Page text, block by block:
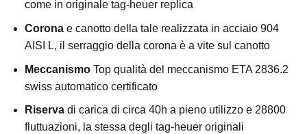
come in originale tag-heuer replica
Coronae canotto della tale realizzata in acciaio 904
AISI L, il serraggio della corona è a vite sul canotto
MeccanismoTop qualità del meccanismo ETA 2836.2
swiss automatico certificato
Riservadi carica di circa 40h a pieno utilizzo e 28800
fluttuazioni, la stessa degli tag-heuer originali